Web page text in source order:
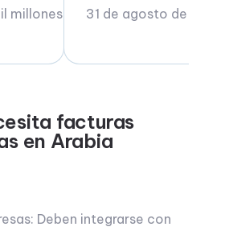
millones 31 de agosto de 2025
facturas
en Arabia
Deben integrarse con